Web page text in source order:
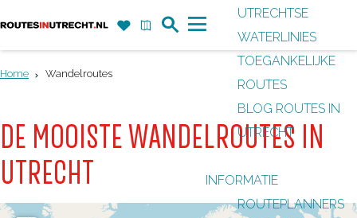
r
d
e
F
a
i
a
o
M
UTRECHTSE
WATERLINIES
TOEGANKELIJKE
ROUTES
BLOG ROUTES IN
UTRECHT
INFORMATIE
ROUTEPLANNERS
Home Wandelroutes
DE MOOISTE WANDELROUTES IN
UTRECHT